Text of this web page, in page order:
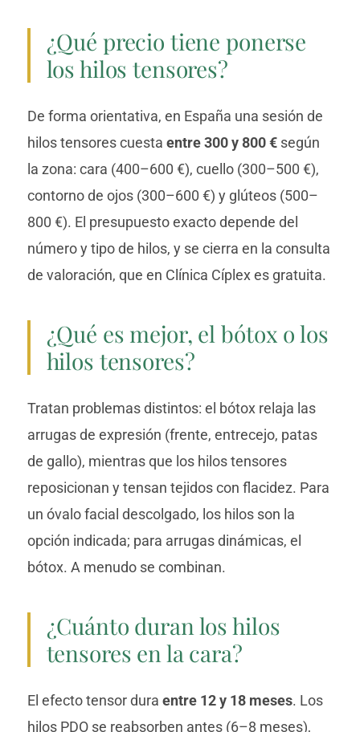
¿Qué precio tiene ponerse
los hilos tensores?
De forma orientativa, en España una sesión de
hilos tensores cuesta entre 300 y 800 €según
la zona: cara (400–600 €), cuello (300–500 €),
contorno de ojos (300–600 €) y glúteos (500–
800 €). El presupuesto exacto depende del
número y tipo de hilos, y se cierra en la consulta
de valoración, que en Clínica Cíplex es gratuita.
¿Qué es mejor, el bótox o los
hilos tensores?
Tratan problemas distintos: el bótox relaja las
arrugas de expresión (frente, entrecejo, patas
de gallo), mientras que los hilos tensores
reposicionan y tensan tejidos con flacidez. Para
un óvalo facial descolgado, los hilos son la
opción indicada; para arrugas dinámicas, el
bótox. A menudo se combinan.
¿Cuánto duran los hilos
tensores en la cara?
El efecto tensor dura entre 12 y 18 meses. Los
hilos PDO se reabsorben antes (6–8 meses),